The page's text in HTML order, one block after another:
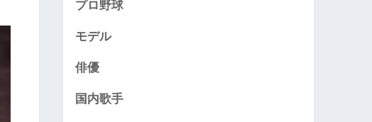
プロ野球
モデル
俳優
国内歌手